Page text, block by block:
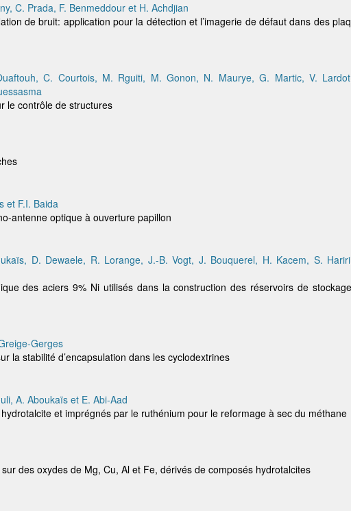
C. Prada, F. Benmeddour et H. Achdjian
de bruit: application pour la détection et l’imagerie de défaut dans des
C. Courtois, M. Rguiti, M. Gonon, N. Maurye, G. Martic, V.
le contrôle de structures
et F.I. Baida
antenne optique à ouverture papillon
D. Dewaele, R. Lorange, J.-B. Vogt, J. Bouquerel, H. Kacem, S.
des aciers 9% Ni utilisés dans la construction des réservoirs de
Gerges
la stabilité d’encapsulation dans les cyclodextrines
A. Aboukaïs et E. Abi-Aad
et imprégnés par le ruthénium pour le reformage à sec du méthane
des oxydes de Mg, Cu, Al et Fe, dérivés de composés hydrotalcites